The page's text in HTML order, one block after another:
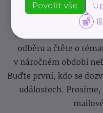
Pravidelný přísun
podpora pro rodiče i
Newsletter webu
odběru a čtěte o
v náročném období
Buďte první, kdo se
událostech.
Povolit vše